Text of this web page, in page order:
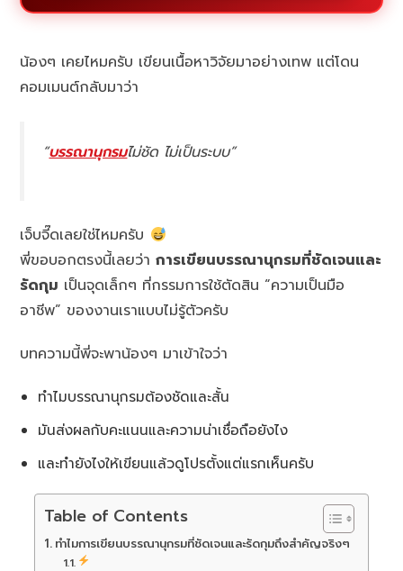
น้องๆ เคยไหมครับ เขียนเนื้อหาวิจัยมาอย่างเทพ แต่โดน
คอมเมนต์กลับมาว่า
“บรรณานุกรมไม่ชัด ไม่เป็นระบบ”
เจ็บจี๊ดเลยใช่ไหมครับ
พี่ขอบอกตรงนี้เลยว่าการเขียนบรรณานุกรมที่ชัดเจนและ
รัดกุม เป็นจุดเล็กๆ ที่กรรมการใช้ตัดสิน “ความเป็นมือ
อาชีพ” ของงานเราแบบไม่รู้ตัวครับ
บทความนี้พี่จะพาน้องๆ มาเข้าใจว่า
ทำไมบรรณานุกรมต้องชัดและสั้น
มันส่งผลกับคะแนนและความน่าเชื่อถือยังไง
และทำยังไงให้เขียนแล้วดูโปรตั้งแต่แรกเห็นครับ
Table of Contents
ทำไมการเขียนบรรณานุกรมที่ชัดเจนและรัดกุมถึงสำคัญจริงๆ